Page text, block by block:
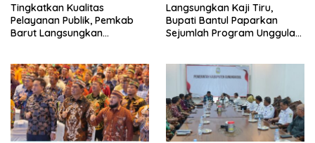
Tingkatkan Kualitas
Pelayanan Publik, Pemkab
Barut Langsungkan
Langsungkan Kaji Tiru,
Bupati Bantul Paparkan
Sejumlah Program Unggulan